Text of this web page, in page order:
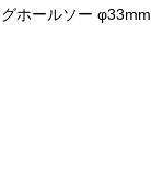
ホールソー φ33mm